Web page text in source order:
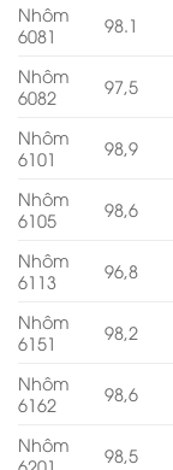
Nhôm
6081
98.1
Nhôm
6082
97,5
Nhôm
6101
98,9
Nhôm
6105
98,6
Nhôm
6113
96,8
Nhôm
6151
98,2
Nhôm
6162
98,6
Nhôm
6201
98,5